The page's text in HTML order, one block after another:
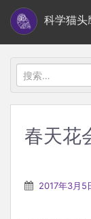
i
科学猫头
搜
索：
春天花
2017年3月5